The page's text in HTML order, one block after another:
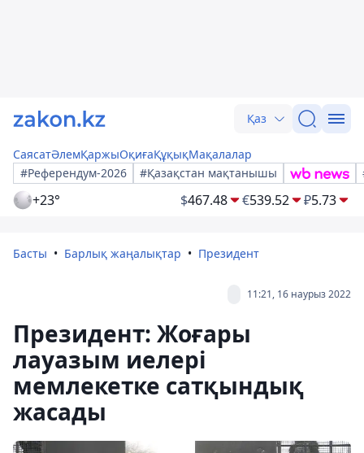
Қаз
СаясатӘлемҚаржыОқиғаҚұқықМақалалар
#Референдум-2026
#Қазақстан мақтанышы
+23° $467.48 €539.52 ₽5.73
Басты Барлық жаңалықтар Президент
11:21, 16 наурыз 2022
Президент: Жоғары
лауазым иелері
мемлекетке сатқындық
жасады